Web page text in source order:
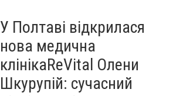
У Полтаві відкрилася
нова медична
клінікаReVital Олени
Шкурупій: сучасний